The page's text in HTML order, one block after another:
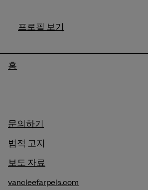
프로필 보기
이
홈
문의하기
법적 고지
보도 자료
vancleefarpels.com